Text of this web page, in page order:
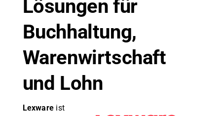
Lösungen für
Buchhaltung,
Warenwirtschaft
und Lohn
Lexware ist